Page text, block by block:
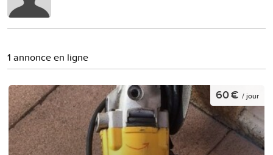
1 annonce en ligne
60 € / jour